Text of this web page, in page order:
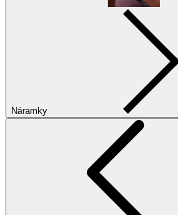
Náramky